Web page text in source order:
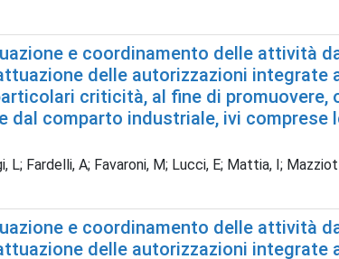
e coordinamento delle attività
delle autorizzazioni integrate
criticità, al fine di
comparto industriale, ivi comprese
L; Fardelli, A; Favaroni, M; Lucci, E; Mattia, I;
e coordinamento delle attività
delle autorizzazioni integrate